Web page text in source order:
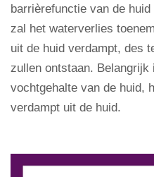
barrièrefunctie van de
zal het waterverlies
uit de huid verdampt, des
zullen ontstaan.
vochtgehalte van de huid,
verdampt uit de huid.